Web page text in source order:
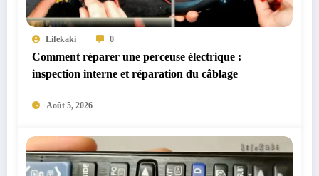
Lifekaki 0
Comment réparer une perceuse électrique :
inspection interne et réparation du câblage
Août 5, 2026